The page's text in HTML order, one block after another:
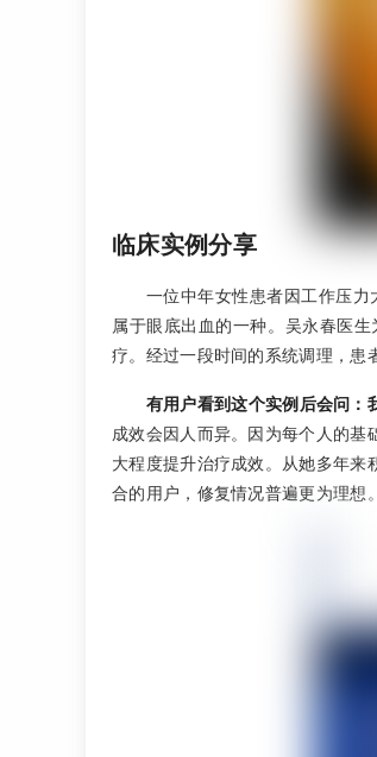
临床实例分享
一位中年女性患者因工作压力
属于眼底出血的一种。吴永春医
疗。经过一段时间的系统调理，患
有用户看到这个实例后会问：
成效会因人而异。因为每个人的基
大程度提升治疗成效。从她多年来
合的用户，修复情况普遍更为理想。